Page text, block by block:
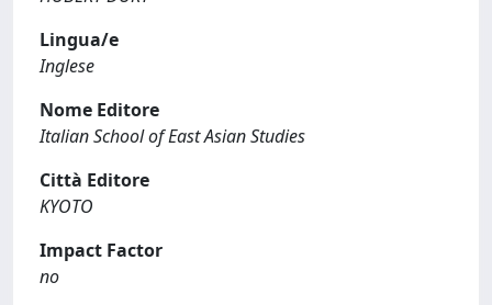
Lingua/e
Inglese
Nome Editore
Italian School of East Asian Studies
Città Editore
KYOTO
Impact Factor
no